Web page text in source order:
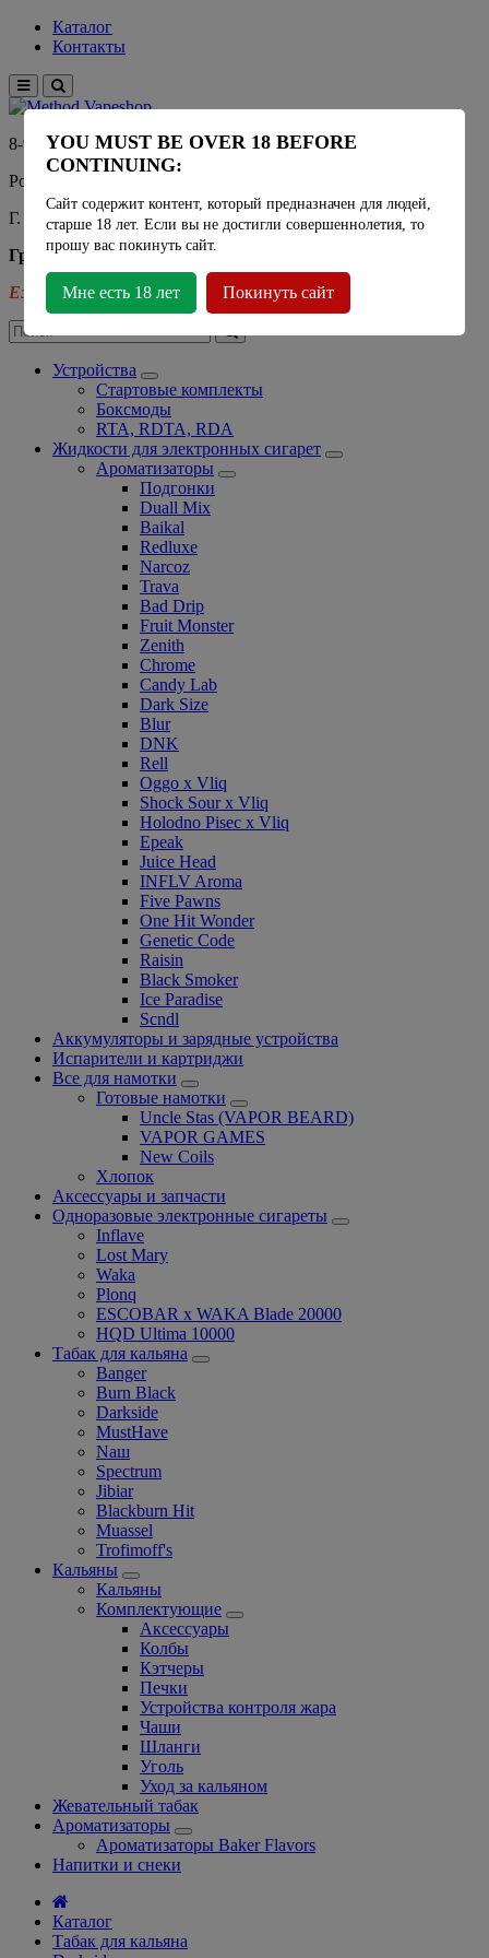
Каталог
Контакты
8-915-450-21-92
Розничный магазин Method Vapeshop
Г. Москва, улица Южнобутовская 36
График работы
Ежедневно - 11:00 - 21:00
Устройства
Стартовые комплекты
Боксмоды
RTA, RDTA, RDA
Жидкости для электронных сигарет
Ароматизаторы
Подгонки
Duall Mix
Baikal
Redluxe
Narcoz
Trava
Bad Drip
Fruit Monster
Zenith
Chrome
Candy Lab
Dark Size
Blur
DNK
Rell
Oggo x Vliq
Shock Sour x Vliq
Holodno Pisec x Vliq
Epeak
Juice Head
INFLV Aroma
Five Pawns
One Hit Wonder
Genetic Code
Raisin
Black Smoker
Ice Paradise
Scndl
Аккумуляторы и зарядные устройства
Испарители и картриджи
Все для намотки
Готовые намотки
Uncle Stas (VAPOR BEARD)
VAPOR GAMES
New Coils
Хлопок
Аксессуары и запчасти
Одноразовые электронные сигареты
Inflave
Lost Mary
Waka
Plonq
ESCOBAR x WAKA Blade 20000
HQD Ultima 10000
Табак для кальяна
Banger
Burn Black
Darkside
MustHave
Nаш
Spectrum
Jibiar
Blackburn Hit
Muassel
Trofimoff's
Кальяны
Кальяны
Комплектующие
Аксессуары
Колбы
Кэтчеры
Печки
Устройства контроля жара
Чаши
Шланги
Уголь
Уход за кальяном
Жевательный табак
Ароматизаторы
Ароматизаторы Baker Flavors
Напитки и снеки
Каталог
Табак для кальяна
YOU MUST BE OVER 18 BEFORE
CONTINUING:
Сайт содержит контент, который предназначен для людей,
старше 18 лет. Если вы не достигли совершеннолетия, то
прошу вас покинуть сайт.
Мне есть 18 лет Покинуть сайт